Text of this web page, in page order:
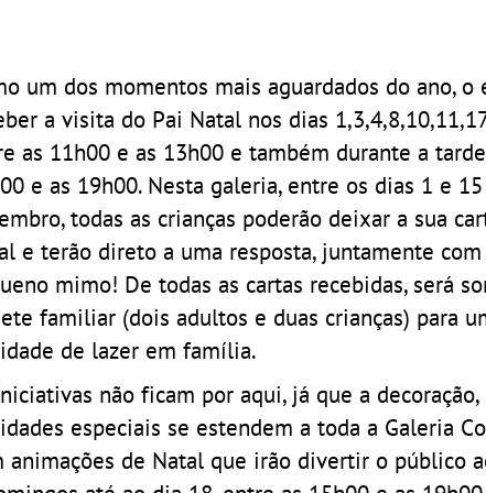
um dos momentos mais aguardados do ano, o
a visita do Pai Natal nos dias
as 11h00 e as 13h00 e também durante a
e as 19h00. Nesta galeria, entre os dias 1 e
todas as crianças poderão deixar a sua
e terão direto a uma resposta, juntamente
mimo! De todas as cartas recebidas, será
familiar (dois adultos e duas crianças) para
de lazer em família.
não ficam por aqui, já que a
especiais se estendem a toda a Galeria
animações de Natal que irão divertir o público